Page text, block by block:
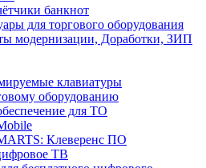
банкнот
для торгового оборудования
модернизации, Доработки, ЗИП
клавиатуры
оборудованию
для ТО
Клеверенс ПО
ТВ